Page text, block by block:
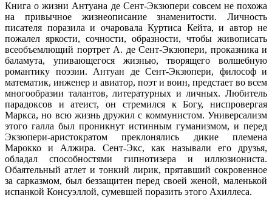
Книга о жизни Антуана де Сент-Экзюпери совсем не похожа
на привычное жизнеописание знаменитости. Личность
писателя поразила и очаровала Куртиса Кейта, и автор не
пожалел яркости, сочности, образности, чтобы живописать
всеобъемлющий портрет А. де Сент-Экзюпери, проказника и
баламута, упивающегося жизнью, творящего волшебную
романтику поэзии. Антуан де Сент-Экзюпери, философ и
математик, инженер и авиатор, поэт и воин, предстает во всем
многообразии талантов, литературных и личных. Любитель
парадоксов и атеист, он стремился к Богу, ниспровергая
Маркса, но всю жизнь дружил с коммунистом. Универсализм
этого галла был проникнут истинным гуманизмом, и перед
Экзюпери-аристократом преклонялись дикие племена
Марокко и Алжира. Сент-Экс, как называли его друзья,
обладал способностями гипнотизера и иллюзиониста.
Обаятельный атлет и тонкий лирик, прятавший сокровенное
за сарказмом, был беззащитен перед своей женой, маленькой
испанкой Консуэллой, сумевшей поразить этого Ахиллеса.